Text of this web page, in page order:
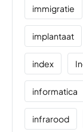
immigratie
implantaat
index
informatica
infrarood